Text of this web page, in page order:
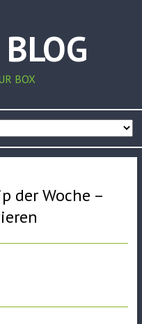
BOX
der Woche –